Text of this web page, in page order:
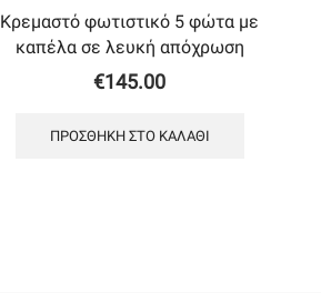
Κρεμαστό φωτιστικό 5 φώτα με
καπέλα σε λευκή απόχρωση
€145.00
ΠΡΟΣΘΉΚΗ ΣΤΟ ΚΑΛΆΘΙ